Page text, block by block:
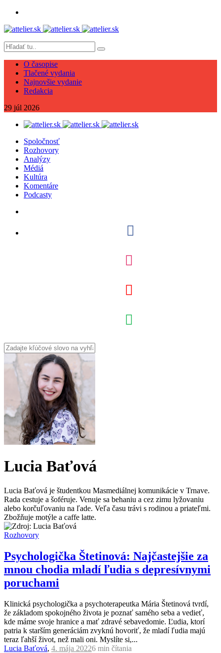
O časopise
Tlačené vydania
Najnovšie vydanie
Redakcia
29 júl 2026
Spoločnosť
Rozhovory
Analýzy
Médiá
Kultúra
Komentáre
Podcasty
Lucia Baťová
Lucia Baťová je študentkou Masmediálnej komunikácie v Trnave.
Rada cestuje a šoféruje. Venuje sa behaniu a cez zimu lyžovaniu
alebo korčuľovaniu na ľade. Veľa času trávi s rodinou a priateľmi.
Zbožňuje motýle a caffe latte.
Rozhovory
Psychologička Štetinová: Najčastejšie za
mnou chodia mladí ľudia s depresívnymi
poruchami
Klinická psychologička a psychoterapeutka Mária Štetinová tvrdí,
že základom spokojného života je poznať samého seba a vedieť,
kde máme svoje hranice a mať zdravé sebavedomie. Ľudia, ktorí
patria k starším generáciám zvyknú hovoriť, že mladí ľudia majú
teraz ľahší život, než mali oni. Myslíte si,...
Lucia Baťová, 4. mája 20226 min čítania